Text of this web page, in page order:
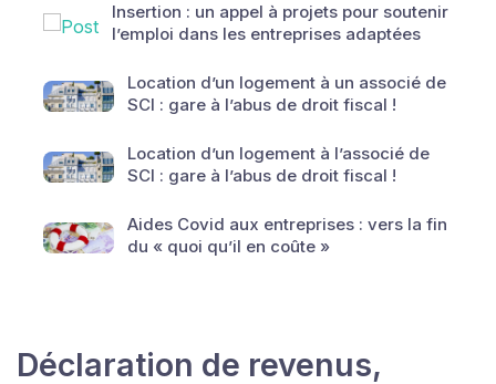
Insertion : un appel à projets pour soutenir
l’emploi dans les entreprises adaptées
Location d’un logement à un associé de
SCI : gare à l’abus de droit fiscal !
Location d’un logement à l’associé de
SCI : gare à l’abus de droit fiscal !
Aides Covid aux entreprises : vers la fin
du « quoi qu’il en coûte »
Déclaration de revenus,